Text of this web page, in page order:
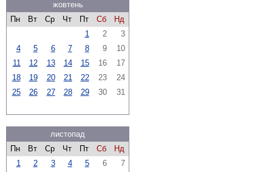
жовтень
Пн
Вт Ср Чт Пт Сб
Нд
1
2
3
4
5 6 7 8 9
10
11
12 13 14 15 16
17
18
19 20 21 22 23
24
25
26 27 28 29 30 31
листопад
Пн
Вт Ср Чт Пт Сб
Нд
1
2 3 4 5 6
7